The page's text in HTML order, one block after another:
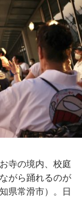
寺の境内、校庭
がら踊れるのが
県常滑市）。日